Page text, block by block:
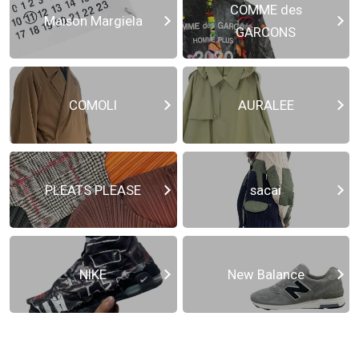
Maison Margiela
COMME des
GARCONS
COMOLI AURALEE
PLEATS PLEASE sacai
NIKE New Balance